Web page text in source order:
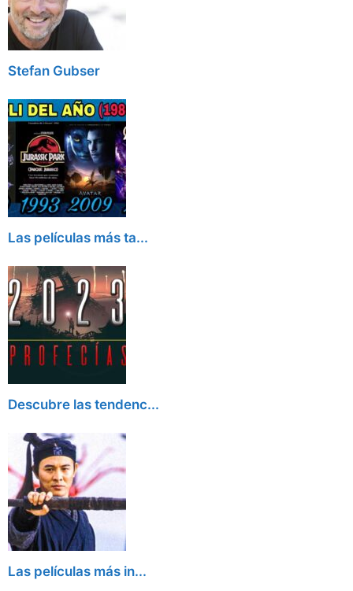
Stefan Gubser
Las películas más ta...
Descubre las tendenc...
Las películas más in...